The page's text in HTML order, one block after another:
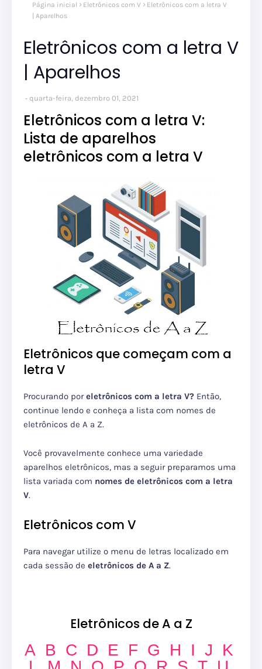
Página inicial Eletrônicos com V
Eletrônicos com a letra V
| Aparelhos
Eletrônicos com a letra V
| Aparelhos
quarta-feira, dezembro 01, 2021
Eletrônicos com a letra V:
Lista de aparelhos
eletrônicos com a letra V
Eletrônicos que começam com a
letra V
Procurando poreletrônicos com a letra V? Então,
continue lendo e conheça a lista com nomes de
eletrônicos de A a Z.
Você provavelmente conhece uma variedade
aparelhos eletrônicos, mas a seguir preparamos uma
lista variada com nomes de eletrônicos com a letra
V.
Eletrônicos com V
Para navegar utilize o menu de letras localizado em
cada sessão de eletrônicos de A a Z.
Eletrônicos de A a Z
A B C D E F G H I J K